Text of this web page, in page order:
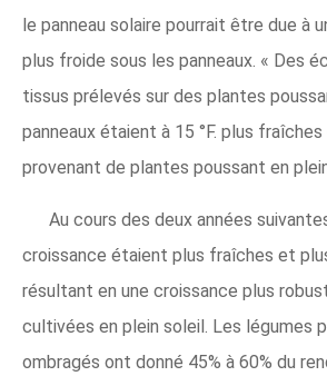
le panneau solaire pourrait être due à
plus froide sous les panneaux. « Des
tissus prélevés sur des plantes
panneaux étaient à 15 °F. plus
provenant de plantes poussant en
Au cours des deux années
croissance étaient plus fraîches et
résultant en une croissance plus
cultivées en plein soleil. Les légumes
ombragés ont donné 45% à 60% du